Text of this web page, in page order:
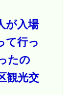
が入場
て行っ
たの
観光交